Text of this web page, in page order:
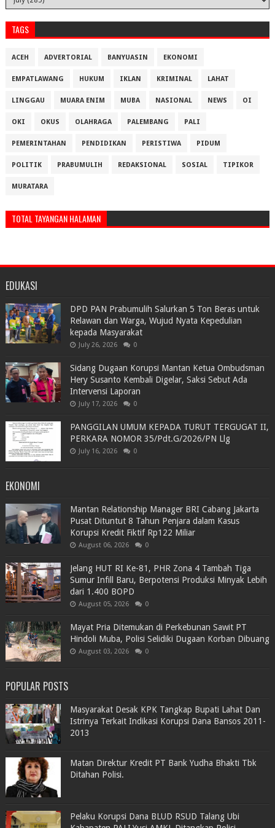
TAGS
ACEH ADVERTORIAL BANYUASIN EKONOMI
EMPATLAWANG HUKUM IKLAN KRIMINAL LAHAT
LINGGAU MUARA ENIM MUBA NASIONAL NEWS OI
OKI OKUS OLAHRAGA PALEMBANG PALI
PEMERINTAHAN PENDIDIKAN PERISTIWA PIDUM
POLITIK PRABUMULIH REDAKSIONAL SOSIAL TIPIKOR
MURATARA
TOTAL TAYANGAN HALAMAN
EDUKASI
DPD PAN Prabumulih Salurkan 5 Ton Beras untuk
Relawan dan Warga, Wujud Nyata Kepedulian
kepada Masyarakat
July 26, 2026 0
Sidang Dugaan Korupsi Mantan Ketua Ombudsman
Hery Susanto Kembali Digelar, Saksi Sebut Ada
Intervensi Laporan
July 17, 2026 0
PANGGILAN UMUM KEPADA TURUT TERGUGAT II,
PERKARA NOMOR 35/Pdt.G/2026/PN Llg
July 16, 2026 0
EKONOMI
Mantan Relationship Manager BRI Cabang Jakarta
Pusat Dituntut 8 Tahun Penjara dalam Kasus
Korupsi Kredit Fiktif Rp122 Miliar
August 06, 2026 0
Jelang HUT RI Ke-81, PHR Zona 4 Tambah Tiga
Sumur Infill Baru, Berpotensi Produksi Minyak Lebih
dari 1.400 BOPD
August 05, 2026 0
Mayat Pria Ditemukan di Perkebunan Sawit PT
Hindoli Muba, Polisi Selidiki Dugaan Korban Dibuang
August 03, 2026 0
POPULAR POSTS
Masyarakat Desak KPK Tangkap Bupati Lahat Dan
Istrinya Terkait Indikasi Korupsi Dana Bansos 2011-
2013
Matan Direktur Kredit PT Bank Yudha Bhakti Tbk
Ditahan Polisi.
Pelaku Korupsi Dana BLUD RSUD Talang Ubi